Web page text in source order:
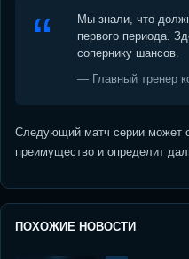
Мы знали, что
первого периода.
сопернику шансов.
— Главный тренер
Следующий матч серии может
преимущество и определит
ПОХОЖИЕ НОВОСТИ